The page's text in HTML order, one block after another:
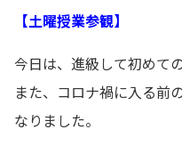
【土曜授業参観】
今日は、進級して初めて
また、コロナ禍に入る前
なりました。